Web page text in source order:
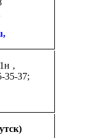
8
3-1н ,
37;